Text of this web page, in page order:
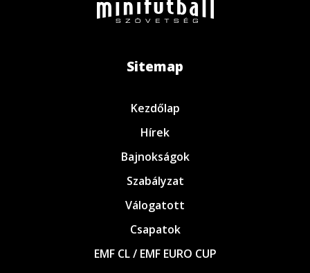
Sitemap
Kezdőlap
Hírek
Bajnokságok
Szabályzat
Válogatott
Csapatok
EMF CL / EMF EURO CUP